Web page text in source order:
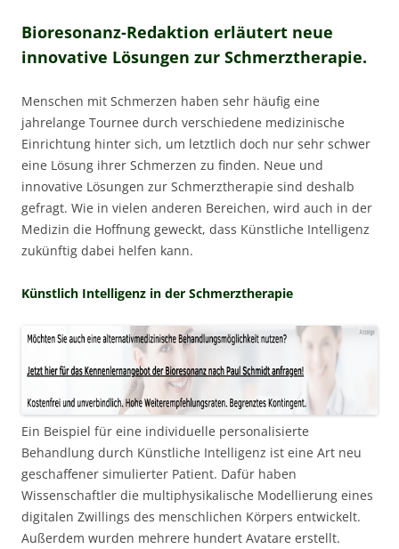
Bioresonanz-Redaktion erläutert neue
innovative Lösungen zur Schmerztherapie.
Menschen mit Schmerzen haben sehr häufig eine
jahrelange Tournee durch verschiedene medizinische
Einrichtung hinter sich, um letztlich doch nur sehr schwer
eine Lösung ihrer Schmerzen zu finden. Neue und
innovative Lösungen zur Schmerztherapie sind deshalb
gefragt. Wie in vielen anderen Bereichen, wird auch in der
Medizin die Hoffnung geweckt, dass Künstliche Intelligenz
zukünftig dabei helfen kann.
Künstlich Intelligenz in der Schmerztherapie
Ein Beispiel für eine individuelle personalisierte
Behandlung durch Künstliche Intelligenz ist eine Art neu
geschaffener simulierter Patient. Dafür haben
Wissenschaftler die multiphysikalische Modellierung eines
digitalen Zwillings des menschlichen Körpers entwickelt.
Außerdem wurden mehrere hundert Avatare erstellt.